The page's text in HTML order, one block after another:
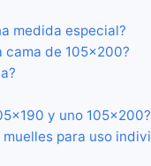
medida especial?
cama de 105×200?
y uno 105×200?
para uso